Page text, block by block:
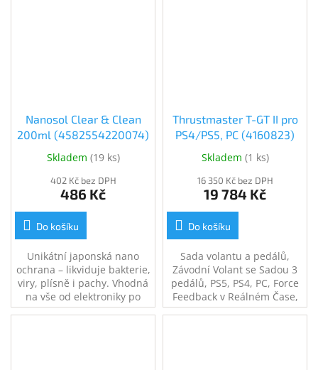
Nanosol Clear & Clean
200ml (4582554220074)
Skladem (19 ks)
402 Kč bez DPH
486 Kč
Do košíku
Unikátní japonská nano
ochrana – likviduje bakterie,
viry, plísně i pachy. Vhodná
na vše od elektroniky po
koupelny, kuchyně či
Thrustmaster T-GT II pro
PS4/PS5, PC (4160823)
Skladem (1 ks)
16 350 Kč bez DPH
19 784 Kč
Do košíku
Sada volantu a pedálů,
Závodní Volant se Sadou 3
pedálů, PS5, PS4, PC, Force
Feedback v Reálném Čase,
Střídavý 40-wattový Motor,